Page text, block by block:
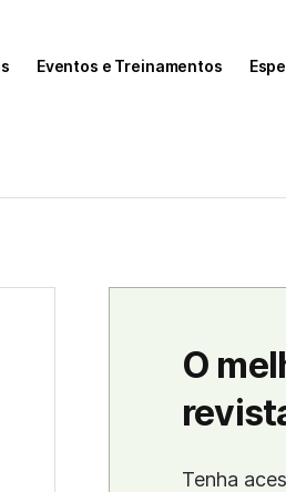
Eventos e Treinamentos
O
Tenha